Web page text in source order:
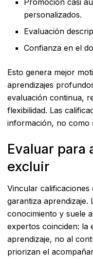
Promoción casi
personalizados.
Evaluación
Confianza en el
Esto genera mejor
aprendizajes
evaluación continua,
flexibilidad. Las
información, no como
Evaluar para
excluir
Vincular
garantiza
conocimiento y suele
expertos coinciden: la
aprendizaje, no al
priorizan el